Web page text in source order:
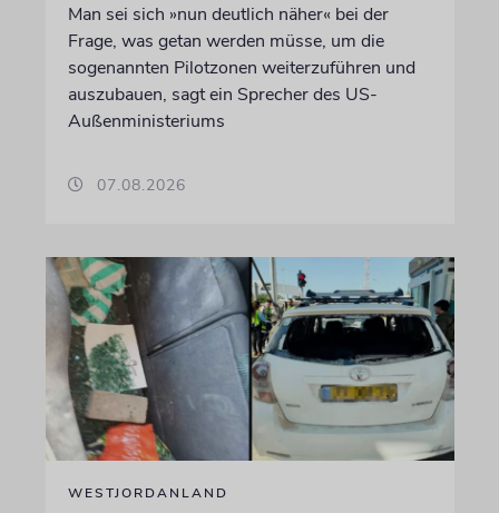
Man sei sich »nun deutlich näher« bei der
Frage, was getan werden müsse, um die
sogenannten Pilotzonen weiterzuführen und
auszubauen, sagt ein Sprecher des US-
Außenministeriums
07.08.2026
WESTJORDANLAND